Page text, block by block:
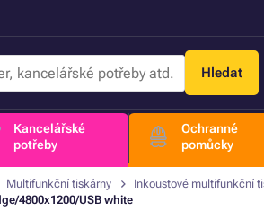
Hledat
Kancelářské
potřeby
Ochranné
pomůcky
Multifunkční tiskárny
Inkoustové multifunkční
4800x1200/USB white